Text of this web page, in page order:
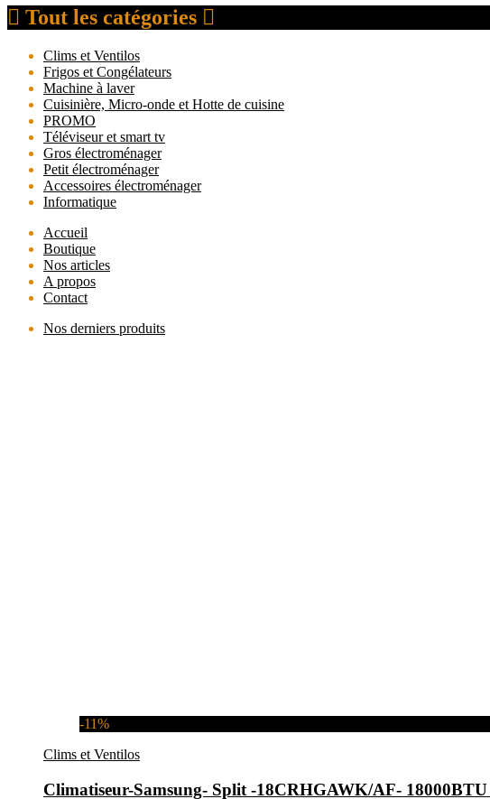
Tout les catégories
Clims et Ventilos
Frigos et Congélateurs
Machine à laver
Cuisinière, Micro-onde et Hotte de cuisine
PROMO
Téléviseur et smart tv
Gros électroménager
Petit électroménager
Accessoires électroménager
Informatique
Accueil
Boutique
Nos articles
A propos
Contact
Nos derniers produits
-11%
Clims et Ventilos
Climatiseur-Samsung- Split -18CRHGAWK/AF-